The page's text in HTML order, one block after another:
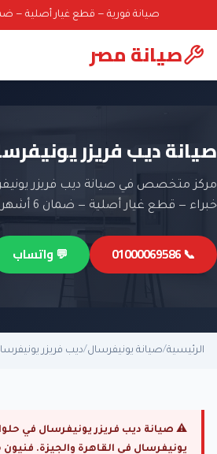
صيانة فورية — قطع غيار أصلية — ضمان 6 أشهر —
صيانة مصر
صيانة ديب فريزر
مركز متخصص في صيانة ديب فريزر
خبراء — قطع غيار أصلية — ضمان 6 أشهر.
📞 01000069586 💬 واتساب
الرئيسية/صيانة يونيفرسال/ديب فريزر
⚠ صيانة ديب فريزر يونيفرسال في